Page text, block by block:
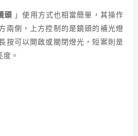
頭 」使用方式也相當簡單，其操作
兩側，上方控制的是鏡頭的補光燈
按可以開啟或關閉燈光，短案則是
。